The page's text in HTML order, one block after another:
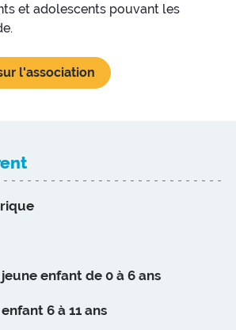
et adolescents pouvant les
l'association
enfant de 0 à 6 ans
6 à 11 ans